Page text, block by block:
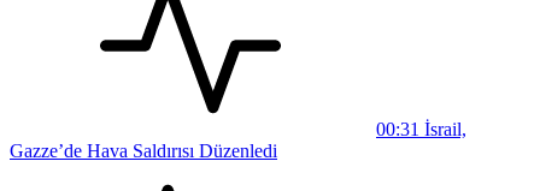
00:31 İsrail,
Gazze’de Hava Saldırısı Düzenledi